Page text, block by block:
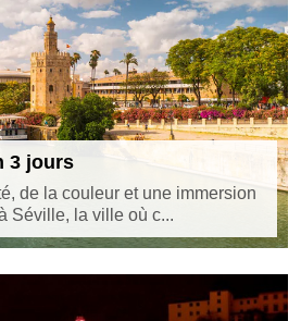
3 jours
de la couleur et une immersion
Séville, la ville où c...